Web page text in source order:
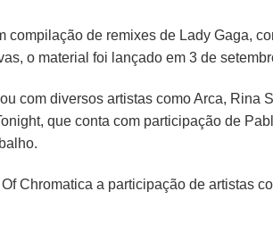
compilação de remixes de Lady Gaga,
o material foi lançado em 3 de
com diversos artistas como Arca, Rina
que conta com participação de
Chromatica a participação de artistas